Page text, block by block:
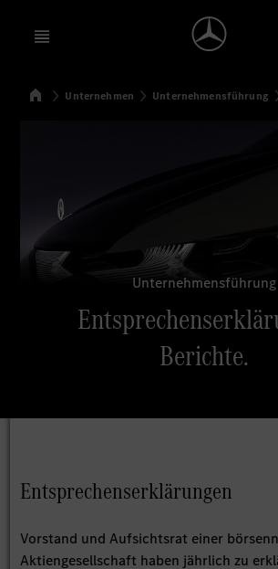
Open menu
SuchenStartseite
Unternehmen Unternehmensführung
Unternehmensführung
Berichte.
Entsprechenserklärungen
Vorstand und Aufsichtsrat einer
Aktiengesellschaft haben jährlich zu